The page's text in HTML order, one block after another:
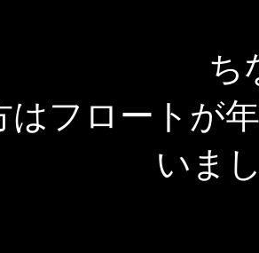
ち
はフロートが
いま